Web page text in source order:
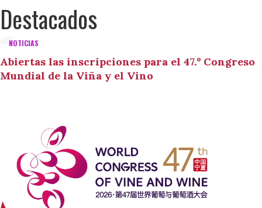
Destacados
NOTICIAS
Abiertas las inscripciones para el 47.º Congreso
Mundial de la Viña y el Vino